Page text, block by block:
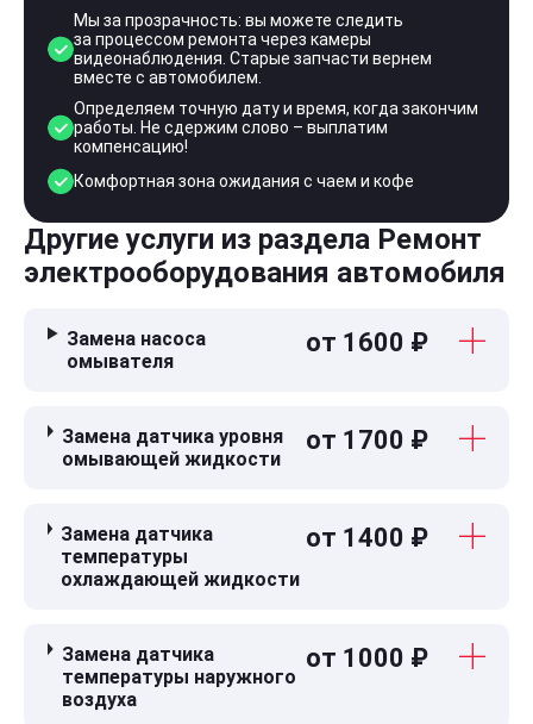
Мы за прозрачность: вы можете следить
за процессом ремонта через камеры
видеонаблюдения. Старые запчасти вернем
вместе с автомобилем.
Определяем точную дату и время, когда закончим
работы. Не сдержим слово – выплатим
компенсацию!
Комфортная зона ожидания с чаем и кофе
Другие услуги из раздела Ремонт
электрооборудования автомобиля
Замена насоса
омывателя
от 1600 ₽
Замена датчика уровня
омывающей жидкости
от 1700 ₽
Замена датчика
температуры
охлаждающей жидкости
от 1400 ₽
Замена датчика
температуры наружного
воздуха
от 1000 ₽